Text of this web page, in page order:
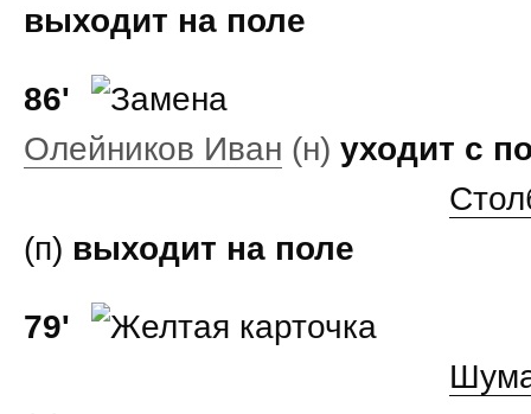
выходит на поле
86'
Олейников Иван (н) уходит с
(п) выходит на поле
79'